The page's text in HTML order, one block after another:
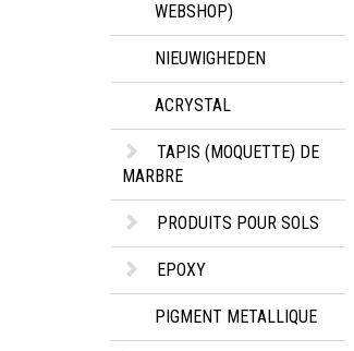
WEBSHOP)
NIEUWIGHEDEN
ACRYSTAL
TAPIS (MOQUETTE) DE
MARBRE
PRODUITS POUR SOLS
EPOXY
PIGMENT METALLIQUE